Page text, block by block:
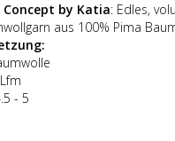
Concept by Katia: Edles,
aus 100% Pima
- 5